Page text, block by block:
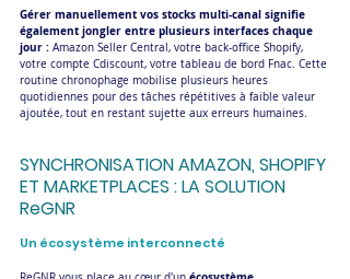
Gérer manuellement vos stocks multi-canal signifie
également jongler entre plusieurs interfaces chaque
jour : Amazon Seller Central, votre back-office Shopify,
votre compte Cdiscount, votre tableau de bord Fnac. Cette
routine chronophage mobilise plusieurs heures
quotidiennes pour des tâches répétitives à faible valeur
ajoutée, tout en restant sujette aux erreurs humaines.
SYNCHRONISATION AMAZON, SHOPIFY
ET MARKETPLACES : LA SOLUTION
ReGNR
Un écosystème interconnecté